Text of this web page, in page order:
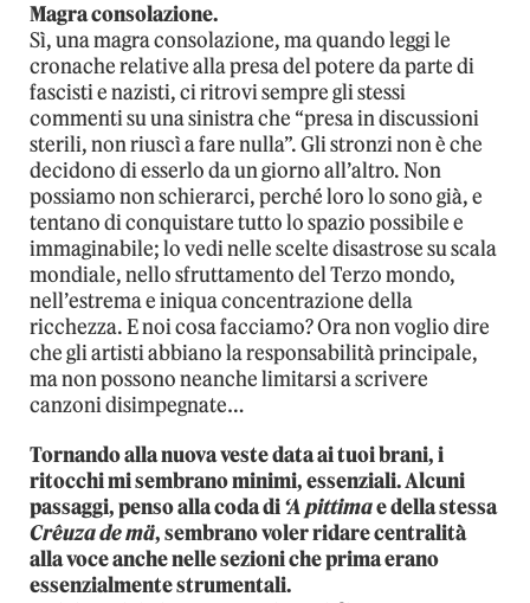
Magra consolazione.
Sì, una magra consolazione, ma quando leggi le
cronache relative alla presa del potere da parte di
fascisti e nazisti, ci ritrovi sempre gli stessi
commenti su una sinistra che “presa in discussioni
sterili, non riuscì a fare nulla”. Gli stronzi non è che
decidono di esserlo da un giorno all’altro. Non
possiamo non schierarci, perché loro lo sono già, e
tentano di conquistare tutto lo spazio possibile e
immaginabile; lo vedi nelle scelte disastrose su scala
mondiale, nello sfruttamento del Terzo mondo,
nell’estrema e iniqua concentrazione della
ricchezza. E noi cosa facciamo? Ora non voglio dire
che gli artisti abbiano la responsabilità principale,
ma non possono neanche limitarsi a scrivere
canzoni disimpegnate…
Tornando alla nuova veste data ai tuoi brani, i
ritocchi mi sembrano minimi, essenziali. Alcuni
passaggi, penso alla coda di‘A pittimae della stessa
Crêuza de mä, sembrano voler ridare centralità
alla voce anche nelle sezioni che prima erano
essenzialmente strumentali.